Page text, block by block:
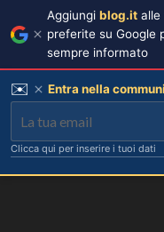
Aggiungi blog.it alle
preferite su Google
sempre informato
✉️ Entra nella
Clicca qui per inserire i tuoi dati